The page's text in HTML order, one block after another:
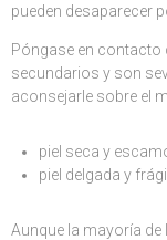
pueden desaparecer
Póngase en
secundarios y son
aconsejarle sobre el
piel seca y
piel delgada y
Aunque la mayoría